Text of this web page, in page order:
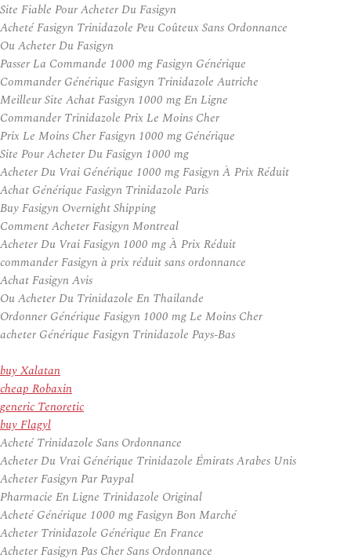
Site Fiable Pour Acheter Du Fasigyn
Acheté Fasigyn Trinidazole Peu Coûteux Sans Ordonnance
Ou Acheter Du Fasigyn
Passer La Commande 1000 mg Fasigyn Générique
Commander Générique Fasigyn Trinidazole Autriche
Meilleur Site Achat Fasigyn 1000 mg En Ligne
Commander Trinidazole Prix Le Moins Cher
Prix Le Moins Cher Fasigyn 1000 mg Générique
Site Pour Acheter Du Fasigyn 1000 mg
Acheter Du Vrai Générique 1000 mg Fasigyn À Prix Réduit
Achat Générique Fasigyn Trinidazole Paris
Buy Fasigyn Overnight Shipping
Comment Acheter Fasigyn Montreal
Acheter Du Vrai Fasigyn 1000 mg À Prix Réduit
commander Fasigyn à prix réduit sans ordonnance
Achat Fasigyn Avis
Ou Acheter Du Trinidazole En Thailande
Ordonner Générique Fasigyn 1000 mg Le Moins Cher
acheter Générique Fasigyn Trinidazole Pays-Bas
buy Xalatan
cheap Robaxin
generic Tenoretic
buy Flagyl
Acheté Trinidazole Sans Ordonnance
Acheter Du Vrai Générique Trinidazole Émirats Arabes Unis
Acheter Fasigyn Par Paypal
Pharmacie En Ligne Trinidazole Original
Acheté Générique 1000 mg Fasigyn Bon Marché
Acheter Trinidazole Générique En France
Acheter Fasigyn Pas Cher Sans Ordonnance